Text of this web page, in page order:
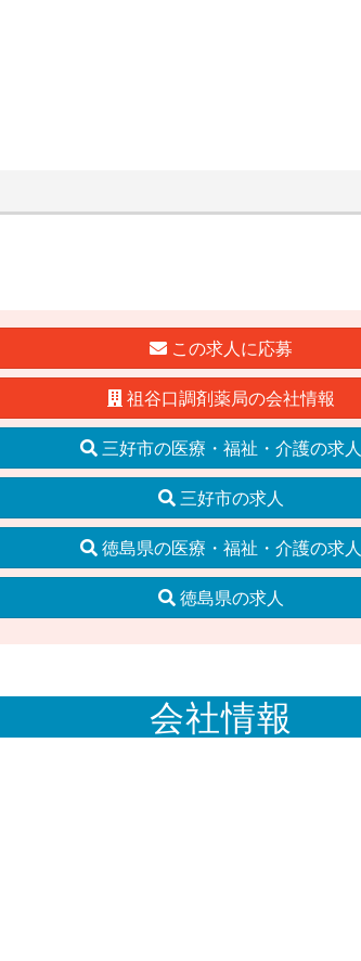
この求人に応募
祖谷口調剤薬局の会社情報
三好市の医療・福祉・介護の求人
三好市の求人
徳島県の医療・福祉・介護の求人
徳島県の求人
会社情報